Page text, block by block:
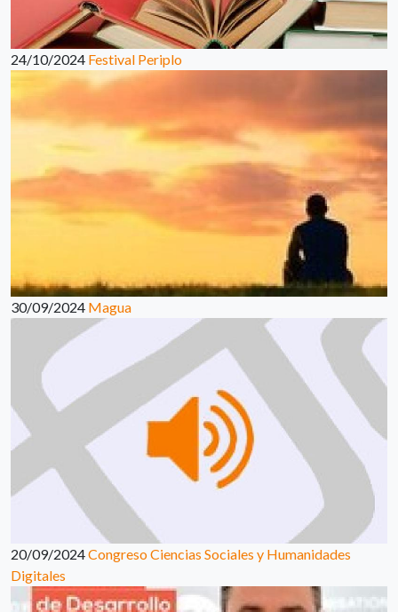
24/10/2024 Festival Periplo
30/09/2024 Magua
20/09/2024Congreso Ciencias Sociales y Humanidades
Digitales